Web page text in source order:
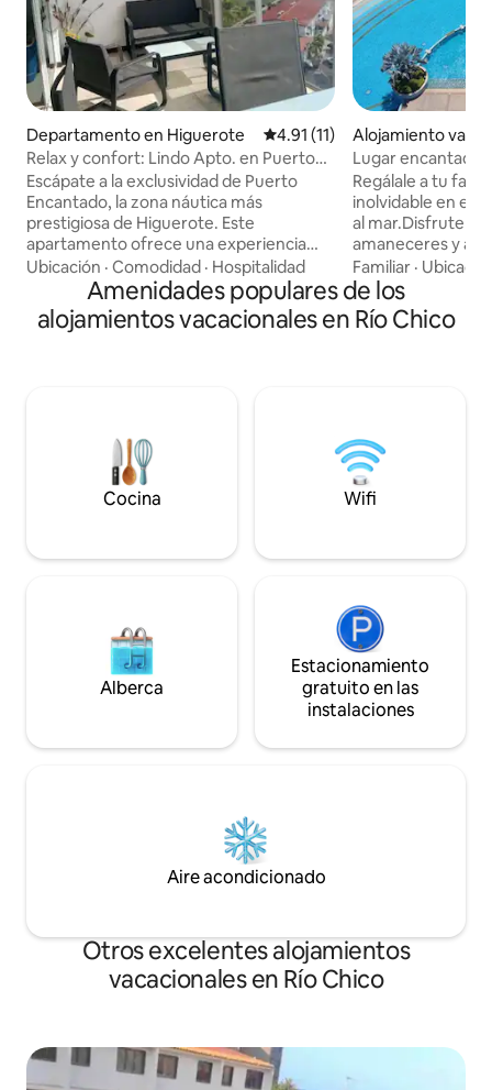
Departamento en Higuerote Calificación promedio: 4.91 de
4.91 (11)
Relax y confort: Lindo Apto. en Puerto
Encantado.
Escápate a la exclusividad de Puerto
Encantado, la zona náutica más
prestigiosa de Higuerote. Este
apartamento ofrece una experiencia
única de serenidad y confort. - Amplia
una vista privilegiada frente a los canales
navegables, - Habitación principal con
desayunador para 2 personas.
Ubicación · Comodidad · Hospitalidad
Alojamiento
erote
Lugar
de caracas
Regálale a tu
inolvidable en
al mar.Disfruten
amaneceres y
3.000m²,
juegos, áreas
3 cómodas
Estacionamiento
Familiar ·
Amenidades populares de los
alojamientos vacacionales en Río Chico
Cocina Wifi
Alberca
Estacionamiento
gratuito en las
instalaciones
Aire acondicionado
Otros excelentes alojamientos
vacacionales en Río Chico